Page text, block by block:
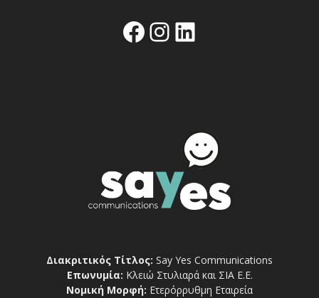
Facebook
Instagram
Linkedin
Διακριτικός Τίτλος: Say Yes Communications
Επωνυμία: Κλειώ Στυλιαρά και ΣΙΑ Ε.Ε.
Νομική Μορφή: Ετερόρρυθμη Εταιρεία